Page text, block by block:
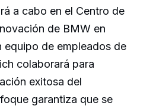
a cabo en el Centro de
de BMW en
equipo de empleados de
colaborará para
exitosa del
garantiza que se